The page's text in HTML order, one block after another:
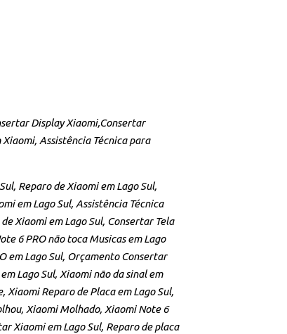
Display Xiaomi,Consertar
Assistência Técnica para
Reparo de Xiaomi em Lago Sul,
em Lago Sul, Assistência Técnica
Xiaomi em Lago Sul, Consertar Tela
6 PRO não toca Musicas em Lago
em Lago Sul, Orçamento Consertar
Lago Sul, Xiaomi não da sinal em
Reparo de Placa em Lago Sul,
Xiaomi Molhado, Xiaomi Note 6
Xiaomi em Lago Sul, Reparo de placa